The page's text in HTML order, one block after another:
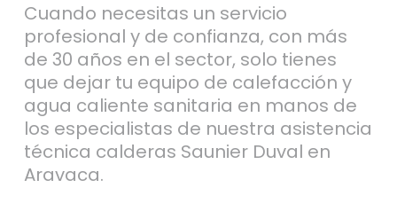
Cuando necesitas un servicio
profesional y de confianza, con más
de 30 años en el sector, solo tienes
que dejar tu equipo de calefacción y
agua caliente sanitaria en manos de
los especialistas de nuestra asistencia
técnica calderas Saunier Duval en
Aravaca.